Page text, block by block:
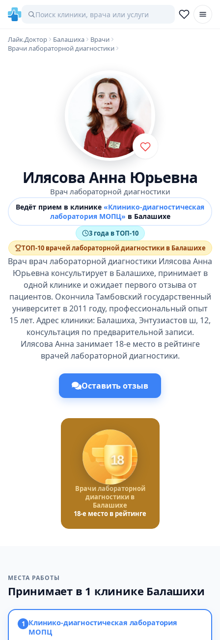
Лайк.Доктор Балашиха
Врачи
Врачи лабораторной диагностики
Илясова Анна Юрьевна
Врач лабораторной диагностики
Ведёт прием в клинике «Клинико-диагностическая
лаборатория МОПЦ» в Балашихе
3 года в ТОП-10
ТОП-10 врачей лабораторной диагностики в Балашихе
Врач врач лабораторной диагностики Илясова Анна
Юрьевна консультирует в Балашихе, принимает в
одной клинике и ожидает первого отзыва от
пациентов. Окончила Тамбовский государственный
университет в 2011 году, профессиональный опыт
15 лет. Адрес клиники: Балашиха, Энтузиастов ш, 12,
консультация по предварительной записи.
Илясова Анна занимает 18-е место в рейтинге
врачей лабораторной диагностики.
Оставить отзыв
18
Врачи лабораторной
диагностики в
Балашихе
18-е место в рейтинге
МЕСТА РАБОТЫ
Принимает в 1 клинике Балашихи
1 Клинико-диагностическая лаборатория
МОПЦ